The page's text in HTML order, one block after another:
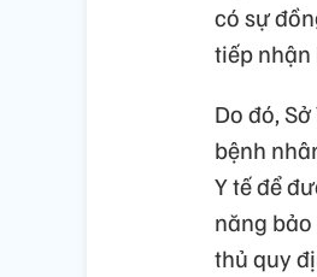
có sự
tiếp nhận
Do đó,
bệnh
Y tế để
năng
thủ quy